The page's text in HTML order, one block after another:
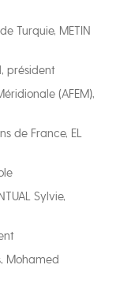
Turquie, METIN
président
(AFEM),
de France, EL
Sylvie,
Mohamed